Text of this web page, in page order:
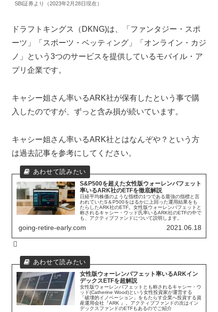
SBI証券より（2023年2月28日現在）
ドラフトキングス（DKNG)は、「ファンタジー・スポ
ーツ」「スポーツ・ベッティング」「オンライン・カジ
ノ」という3つのサービスを提供しているモバイル・ア
プリ企業です。
キャシー姐さん率いるARK社が保有したという事で購
入したのですが、ずっと含み損が続いています。
キャシー姐さん率いるARK社とはなんぞや？という方
は過去記事を参考にしてください。
S&P500を超えた女性版ウォーレンバフェット
率いるARK社のETFを徹底解説
日経平均株価のような指標の1つである最強の指標と言
われていたS＆P500をはるかに上回った運用結果をも
たらしたARK社のETF。女性版ウォーレンバフェットと
称されるキャシー・ウッド氏率いるARK社のETFの中で
も、アクティブファンドについて説明します。
going-retire-early.com 2021.06.18
女性版ウォーレンバフェット率いるARKイン
デックスETFを超解説
女性版ウォーレンバフェットとも称されるキャシー・ウ
ッド(Catherine Wood)という女性投資家が運営する
「破壊的イノベーション」をもたらす企業へ投資する資
産運用会社『ARK 』。アクティブファンドの次はイン
デックスファンドのETFもあるのでご紹介